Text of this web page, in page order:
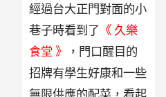
經過台大正門對面的小
巷子時看到了 《 久樂
食堂 》
，門口醒目的
招牌有學生好康和一些